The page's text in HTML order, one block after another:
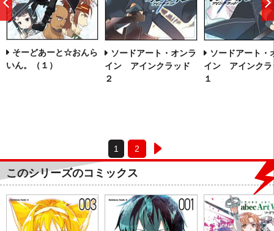
そーどあーと☆おんら
いん。（１）
ソードアート・オンラ
イン アインクラッド
２
ソードアート・
イン アインクラ
１
1 2
前
へ
このシリーズのコミックス